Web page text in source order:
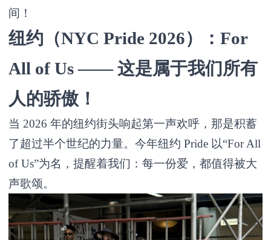
间！
纽约（NYC Pride 2026）：For
All of Us —— 这是属于我们所有
人的骄傲！
当 2026 年的纽约街头响起第一声欢呼，那是积蓄
了超过半个世纪的力量。今年纽约 Pride 以“For All
of Us”为名，提醒着我们：每一份爱，都值得被大
声歌颂。